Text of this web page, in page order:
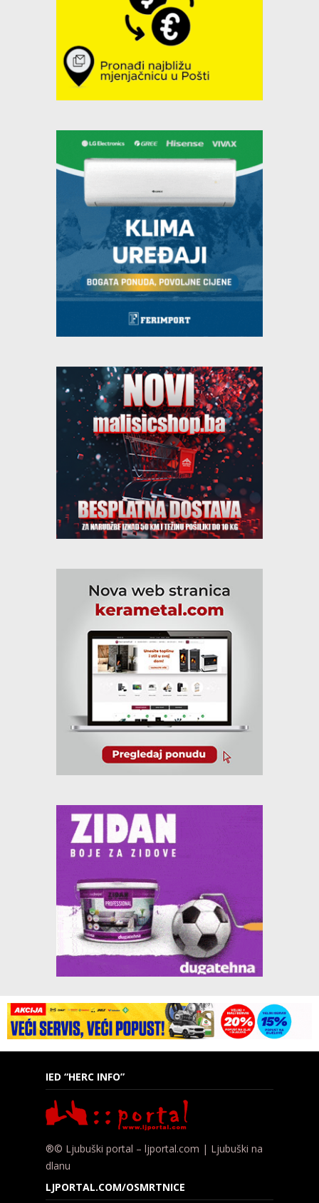
IED “HERC INFO”
®© Ljubuški portal – ljportal.com | Ljubuški na
dlanu
LJPORTAL.COM/OSMRTNICE